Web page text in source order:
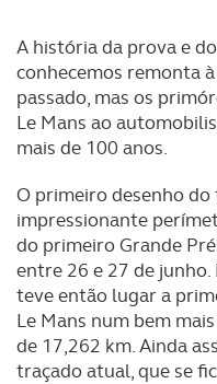
A história da prova e
conhecemos remonta
passado, mas os
Le Mans ao
mais de 100 anos.
O primeiro desenho
impressionante
do primeiro Grande
entre 26 e 27 de junho.
teve então lugar a
Le Mans num bem
de 17,262 km. Ainda
traçado atual, que se